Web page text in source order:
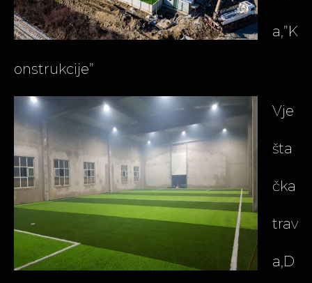
a,”K
onstrukcije”
Vje
šta
čka
trav
a,D